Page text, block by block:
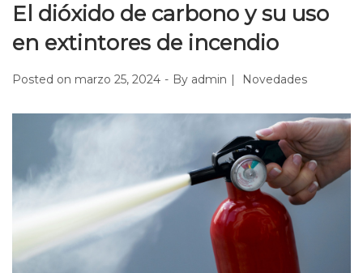
El dióxido de carbono y su uso
en extintores de incendio
Posted on marzo 25, 2024 By admin Novedades